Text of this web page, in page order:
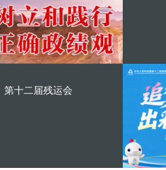
第十二届残运会